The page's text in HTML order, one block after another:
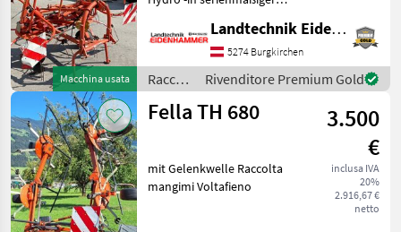
540
Hydro
TH
6606
DN
TH
7706
DN
TH
800
Mostra
tutti
Macchina usata
Gelenkwelle - Hydraulische
Hochstellung -
Randstreueinrichtung -
betriebsfähig !! Stand
Landtechnik Eidenhammer GmbH
5274 Burgkirchen
Raccolta
mangimi
/ Fella
Rivenditore Premium Gold
Fella TH 680
3.500
€
inclusa IVA
20%
2.916,67 €
netto
mit Gelenkwelle Raccolta
mangimi Voltafieno